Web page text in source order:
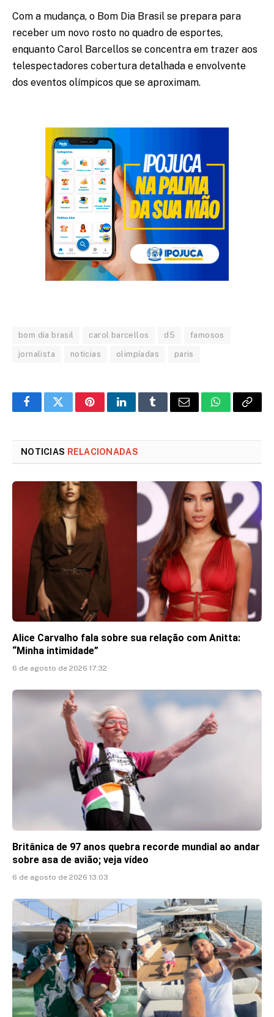
Com a mudança, o Bom Dia Brasil se prepara para
receber um novo rosto no quadro de esportes,
enquanto Carol Barcellos se concentra em trazer aos
telespectadores cobertura detalhada e envolvente
dos eventos olímpicos que se aproximam.
bom dia brasil carol barcellos d5 famosos
jornalista noticias olimpíadas paris
FacebookTwitterPinterestLinkedInTumblrEmail WhatsApp
Copy
NOTICIAS RELACIONADAS
Alice Carvalho fala sobre sua relação com Anitta:
“Minha intimidade”
6 de agosto de 2026 17:32
Britânica de 97 anos quebra recorde mundial ao andar
sobre asa de avião; veja vídeo
6 de agosto de 2026 13:03